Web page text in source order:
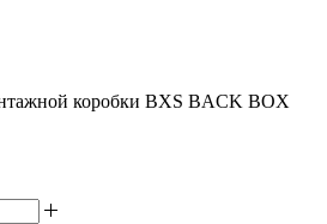
коробки BXS BACK BOX